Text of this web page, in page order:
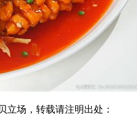
立场，转载请注明出处：